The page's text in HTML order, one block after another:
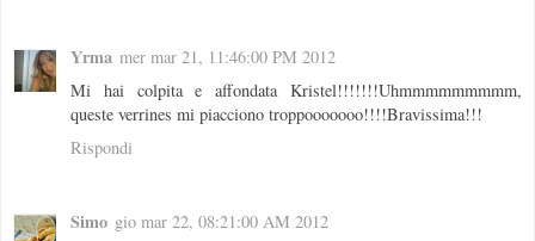
Yrma mer mar 21, 11:46:00 PM 2012
Mi hai colpita e affondata Kristel!!!!!!!Uhmmmmmmmmm,
queste verrines mi piacciono troppooooooo!!!!Bravissima!!!
Rispondi
Simo gio mar 22, 08:21:00 AM 2012